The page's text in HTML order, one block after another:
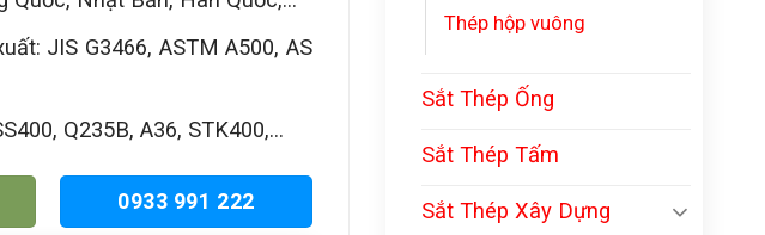
Thép hộp vuông
Sắt Thép Ống
Sắt Thép Tấm
Sắt Thép Xây Dựng
JIS G3466, ASTM A500, AS
Q235B, A36, STK400,...
0933 991 222